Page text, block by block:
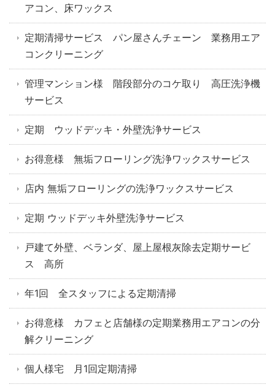
アコン、床ワックス
定期清掃サービス パン屋さんチェーン 業務用エア
コンクリーニング
管理マンション様 階段部分のコケ取り 高圧洗浄機
サービス
定期 ウッドデッキ・外壁洗浄サービス
お得意様 無垢フローリング洗浄ワックスサービス
店内 無垢フローリングの洗浄ワックスサービス
定期 ウッドデッキ外壁洗浄サービス
戸建て外壁、ベランダ、屋上屋根灰除去定期サービ
ス 高所
年1回 全スタッフによる定期清掃
お得意様 カフェと店舗様の定期業務用エアコンの分
解クリーニング
個人様宅 月1回定期清掃